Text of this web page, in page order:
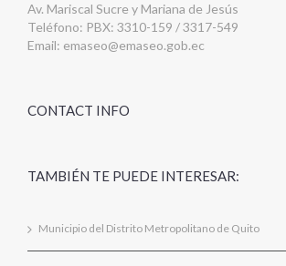
Av. Mariscal Sucre y Mariana de Jesús
Teléfono: PBX: 3310-159 / 3317-549
Email: emaseo@emaseo.gob.ec
CONTACT INFO
TAMBIÉN TE PUEDE INTERESAR:
Municipio del Distrito Metropolitano de Quito